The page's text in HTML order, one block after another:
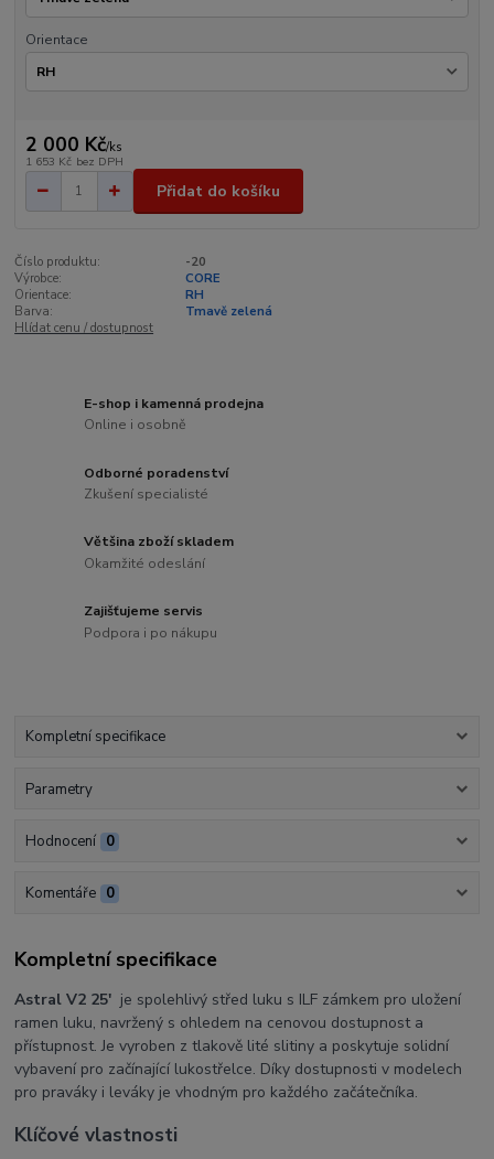
Orientace
2 000 Kč/ks
1 653 Kč bez DPH
Přidat do košíku
Číslo produktu:
-20
Výrobce:
CORE
Orientace:
RH
Barva:
Tmavě zelená
Hlídat cenu / dostupnost
E-shop i kamenná prodejna
Online i osobně
Odborné poradenství
Zkušení specialisté
Většina zboží skladem
Okamžité odeslání
Zajišťujeme servis
Podpora i po nákupu
Kompletní specifikace
Parametry
Hodnocení 0
Komentáře 0
Kompletní specifikace
Astral V2 25' je spolehlivý střed luku s ILF zámkem pro uložení
ramen luku, navržený s ohledem na cenovou dostupnost a
přístupnost. Je vyroben z tlakově lité slitiny a poskytuje solidní
vybavení pro začínající lukostřelce. Díky dostupnosti v modelech
pro praváky i leváky je vhodným pro každého začátečníka.
Klíčové vlastnosti